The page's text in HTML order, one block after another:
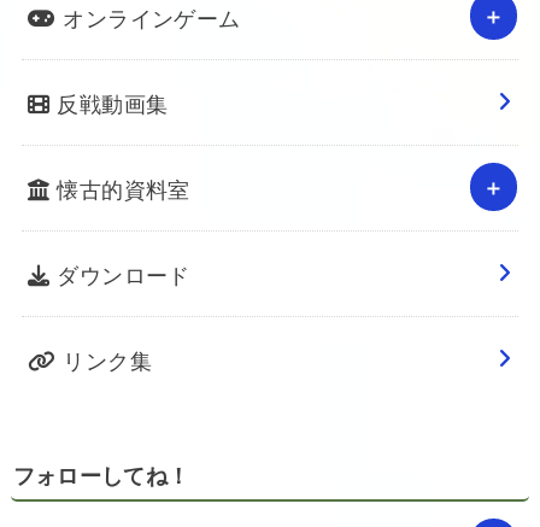
オンラインゲーム
反戦動画集
懐古的資料室
ダウンロード
リンク集
フォローしてね！